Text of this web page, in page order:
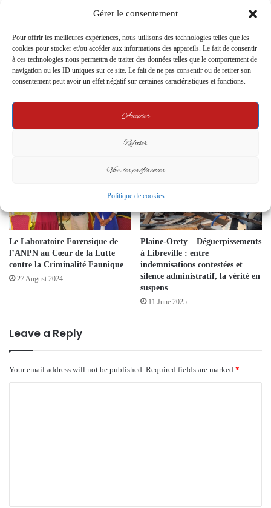
Gérer le consentement
Pour offrir les meilleures expériences, nous utilisons des technologies telles que les
cookies pour stocker et/ou accéder aux informations des appareils. Le fait de consentir
à ces technologies nous permettra de traiter des données telles que le comportement de
navigation ou les ID uniques sur ce site. Le fait de ne pas consentir ou de retirer son
consentement peut avoir un effet négatif sur certaines caractéristiques et fonctions.
Accepter
Refuser
Voir les préférences
Politique de cookies
distribution d’eau à Libreville
suite à l’achèvement des travaux
de raccordement
mois de salaires impayés, le SOS
désespéré lancé au Président
Oligui Nguema
Le Laboratoire Forensique de
l’ANPN au Cœur de la Lutte
contre la Criminalité Faunique
27 August 2024
Plaine-Orety – Déguerpissements
à Libreville : entre
indemnisations contestées et
silence administratif, la vérité en
suspens
11 June 2025
Leave a Reply
Your email address will not be published. Required fields are marked *